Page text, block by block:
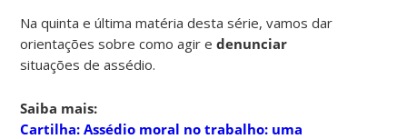
Na quinta e última matéria desta série, vamos dar
orientações sobre como agir edenunciar
situações de assédio.
Saiba mais:
Cartilha: Assédio moral no trabalho: uma